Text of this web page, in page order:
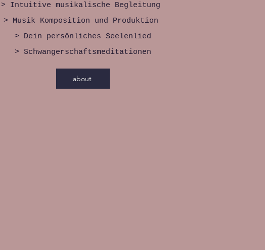
> Intuitive musikalische Begleitung
> Musik Komposition und Produktion
> Dein persönliches Seelenlied
> Schwangerschaftsmeditationen
about